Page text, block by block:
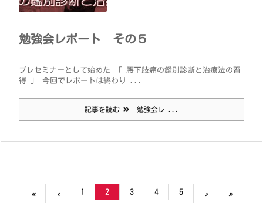
勉強会レポート その５
プレセミナーとして始めた 「 腰下肢痛の鑑別診断と治療法の習
得 」 今回でレポートは終わり ...
記事を読む 勉強会レ ...
« ‹ 1 2 3 4 5 › »